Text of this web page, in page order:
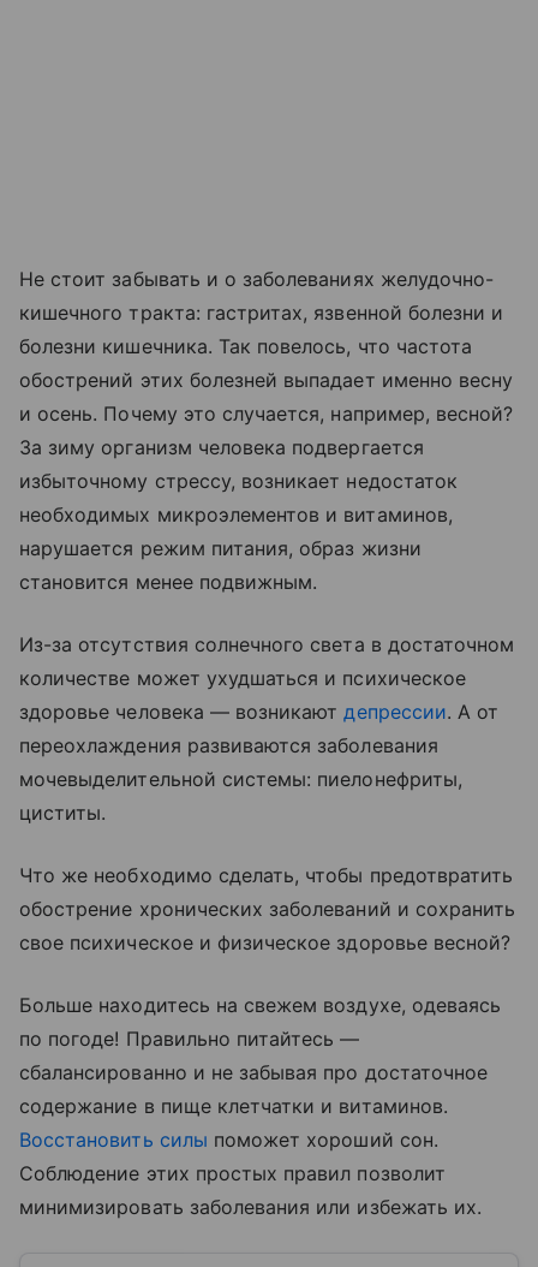
Не стоит забывать и о заболеваниях желудочно-
кишечного тракта: гастритах, язвенной болезни и
болезни кишечника. Так повелось, что частота
обострений этих болезней выпадает именно весну
и осень. Почему это случается, например, весной?
За зиму организм человека подвергается
избыточному стрессу, возникает недостаток
необходимых микроэлементов и витаминов,
нарушается режим питания, образ жизни
становится менее подвижным.
Из-за отсутствия солнечного света в достаточном
количестве может ухудшаться и психическое
здоровье человека — возникаютдепрессии. А от
переохлаждения развиваются заболевания
мочевыделительной системы: пиелонефриты,
циститы.
Что же необходимо сделать, чтобы предотвратить
обострение хронических заболеваний и сохранить
свое психическое и физическое здоровье весной?
Больше находитесь на свежем воздухе, одеваясь
по погоде! Правильно питайтесь —
сбалансированно и не забывая про достаточное
содержание в пище клетчатки и витаминов.
Восстановить силы поможет хороший сон.
Соблюдение этих простых правил позволит
минимизировать заболевания или избежать их.